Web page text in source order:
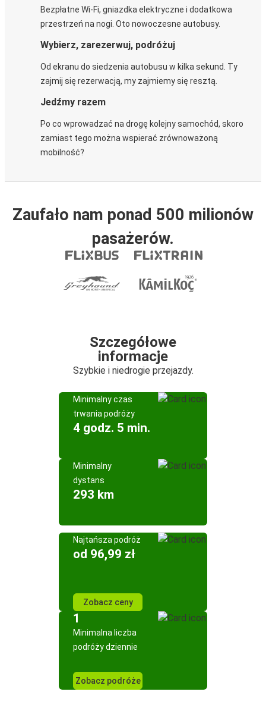
Bezpłatne Wi-Fi, gniazdka elektryczne i dodatkowa
przestrzeń na nogi. Oto nowoczesne autobusy.
Wybierz, zarezerwuj, podróżuj
Od ekranu do siedzenia autobusu w kilka sekund. Ty
zajmij się rezerwacją, my zajmiemy się resztą.
Jedźmy razem
Po co wprowadzać na drogę kolejny samochód, skoro
zamiast tego można wspierać zrównoważoną
mobilność?
Zaufało nam ponad 500 milionów
pasażerów.
Szczegółowe
informacje
Szybkie i niedrogie przejazdy.
Minimalny czas
trwania podróży
4 godz. 5 min.
Minimalny
dystans
293 km
Najtańsza podróż
od 96,99 zł
Zobacz ceny
1
Minimalna liczba
podróży dziennie
Zobacz podróże